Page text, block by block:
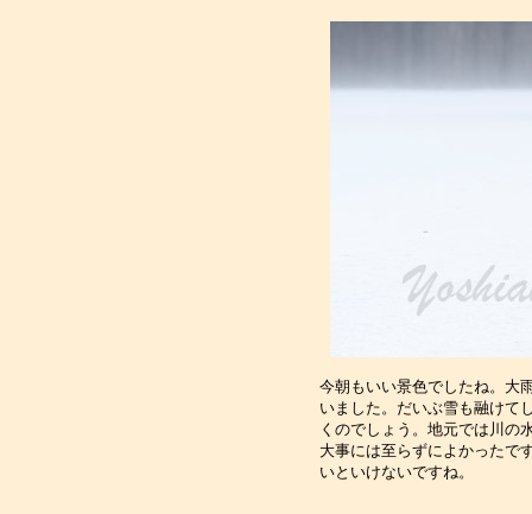
今朝もいい景色でしたね。大
いました。だいぶ雪も融けて
くのでしょう。地元では川の
大事には至らずによかったで